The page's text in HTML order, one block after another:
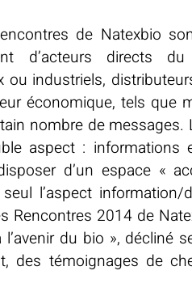
de Natexbio
d’acteurs directs
ou industriels,
économique, tels que
nombre de
aspect :
d’un espace «
l’aspect information/
Rencontres 2014 de
du bio », décliné
des témoignages de